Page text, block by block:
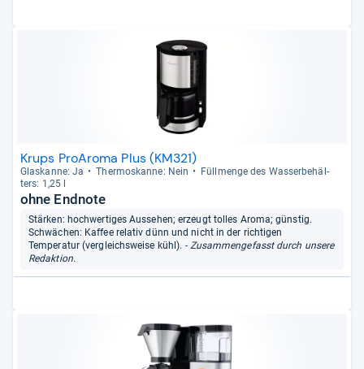
Krups ProAroma Plus (KM321)
Glas­kanne: Ja Ther­mo­s­kanne: Nein
Füll­menge des Was­ser­be­häl­
ters: 1,25 l
ohne Endnote
Stärken: hochwertiges Aussehen; erzeugt tolles Aroma; günstig.
Schwächen: Kaffee relativ dünn und nicht in der richtigen
Temperatur (vergleichsweise kühl). - Zusammengefasst durch unsere
Redaktion.